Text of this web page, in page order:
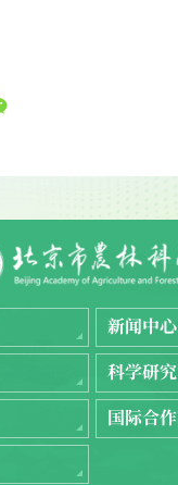
新闻中心
科学研究
国际合作